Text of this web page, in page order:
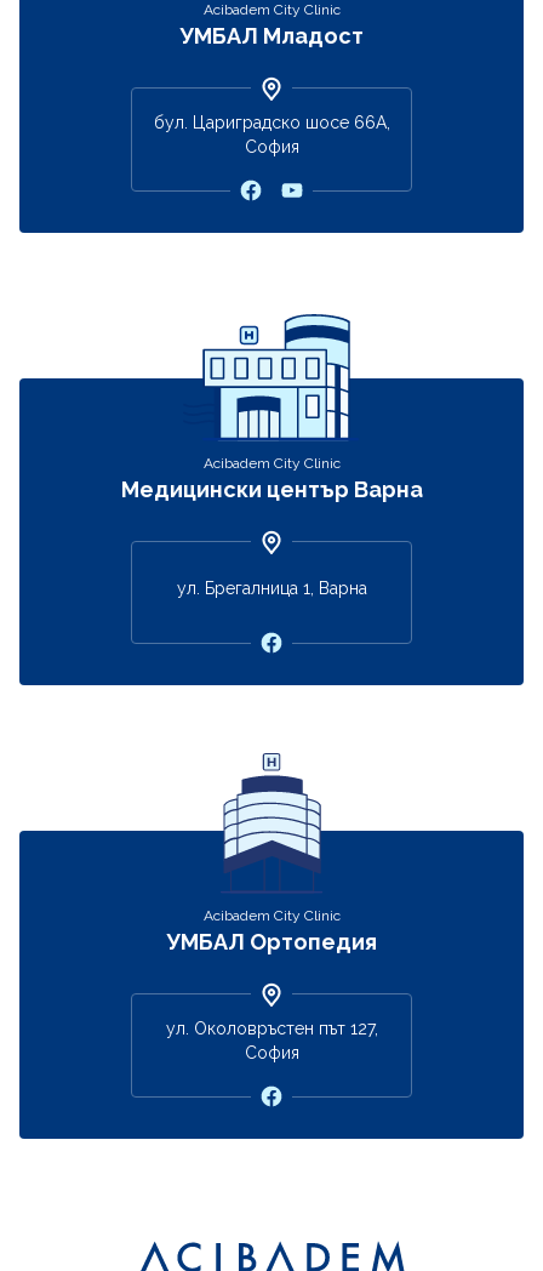
Acibadem City Clinic
УМБАЛ Младост
бул. Цариградско шосе 66А,
София
Acibadem City Clinic
Медицински център Варна
ул. Брегалница 1, Варна
Acibadem City Clinic
УМБАЛ Ортопедия
ул. Околовръстен път 127,
София